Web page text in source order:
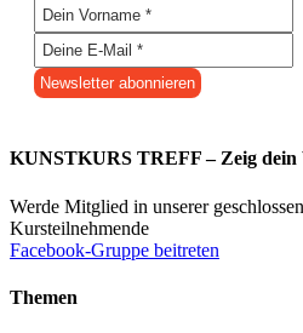
KUNSTKURS TREFF – Zeig dein
Werde Mitglied in unserer
Kursteilnehmende
Facebook-Gruppe beitreten
Themen